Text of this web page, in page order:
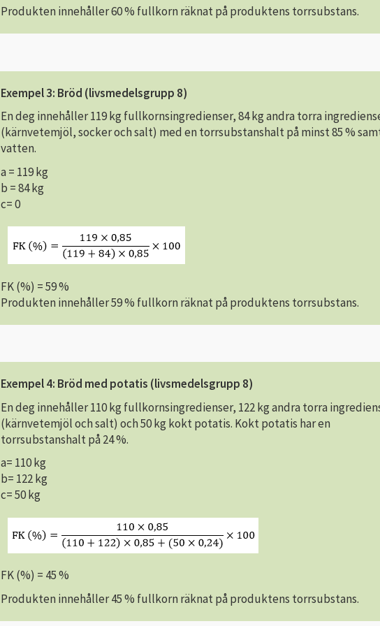
Produkten innehåller 60 % fullkorn räknat på produktens torrsubstans.
Exempel 3: Bröd (livsmedelsgrupp 8)
En deg innehåller 119 kg fullkornsingredienser, 84 kg andra torra
(kärnvetemjöl, socker och salt) med en torrsubstanshalt på minst 85 %
vatten.
a = 119 kg
b = 84 kg
c= 0
FK (%) = 59 %
Produkten innehåller 59 % fullkorn räknat på produktens torrsubstans.
Exempel 4: Bröd med potatis (livsmedelsgrupp 8)
En deg innehåller 110 kg fullkornsingredienser, 122 kg andra torra
(kärnvetemjöl och salt) och 50 kg kokt potatis. Kokt potatis har en
torrsubstanshalt på 24 %.
a= 110 kg
b= 122 kg
c= 50 kg
FK (%) = 45 %
Produkten innehåller 45 % fullkorn räknat på produktens torrsubstans.